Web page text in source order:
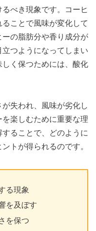
べき現象です。コーヒ
ことで風味が変化して
の脂肪分や香り成分が
つようになってしまい
く保つためには、酸化
失われ、風味が劣化し
楽しむために重要な理
ることで、どのように
トが得られるのです。
る現象
を及ぼす
を保つ